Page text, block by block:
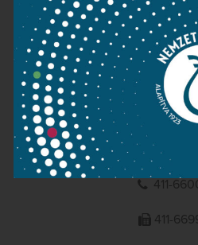
Imprint
NATIONAL
1095 Budapest, Komor
411-
411-